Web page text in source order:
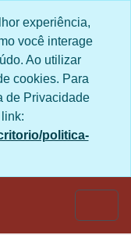
experiência,
você interage
Ao utilizar
cookies. Para
de Privacidade
politica-